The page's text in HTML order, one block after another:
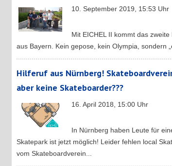
10. September 2019, 15:53 Uhr
Mit EICHEL II kommt das
aus Bayern. Kein gepose, kein Olympia, sondern
Hilferuf aus Nürnberg!
aber keine Skateboarder???
16. April 2018, 15:00 Uhr
In Nürnberg haben Leute für
Skatepark ist jetzt möglich! Leider fehlen local
vom Skateboardverein...